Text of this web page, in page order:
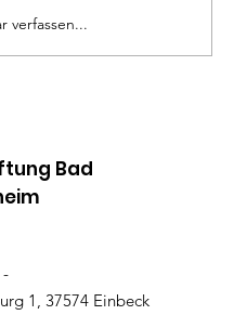
verfassen...
Bad
-
1, 37574 Einbeck